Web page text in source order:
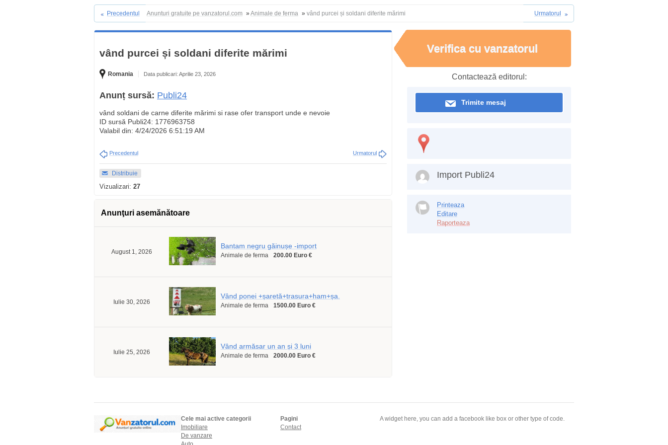
Precedentul Urmatorul
Anunturi gratuite pe vanzatorul.com »Animale de ferma » vând purcei și soldani diferite mărimi
vând purcei și soldani diferite mărimi
Romania Data publicari: Aprilie 23, 2026
Anunț sursă: Publi24
vând soldani de carne diferite mărimi si rase ofer transport unde e nevoie
ID sursă Publi24: 1776963758
Valabil din: 4/24/2026 6:51:19 AM
Precedentul Urmatorul
Distribuie
Vizualizari: 27
Verifica cu vanzatorul
Contactează editorul:
Trimite mesaj
Import Publi24
Printeaza
Editare
Raporteaza
Anunţuri asemănătoare
August 1, 2026
Bantam negru găinușe -import
Animale de ferma 200.00 Euro €
Iulie 30, 2026
Vând ponei +șaretă+trasura+ham+șa.
Animale de ferma 1500.00 Euro €
Iulie 25, 2026
Vând armăsar un an și 3 luni
Animale de ferma 2000.00 Euro €
Cele mai active categorii
Imobiliare
De vanzare
Pagini
Contact
A widget here, you can add a facebook like box or other type of code.